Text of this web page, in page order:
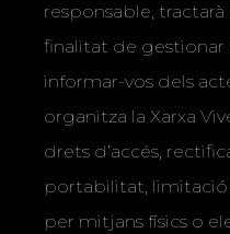
responsable,
finalitat de gestionar
informar-vos dels
organitza la Xarxa
drets d’accés,
portabilitat,
per mitjans físics o